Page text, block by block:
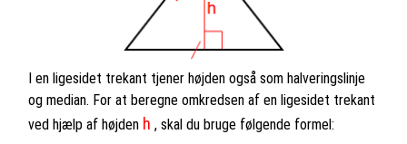
I en ligesidet trekant tjener højden også som halveringslinje
og median. For at beregne omkredsen af en ligesidet trekant
ved hjælp af højden h , skal du bruge følgende formel: